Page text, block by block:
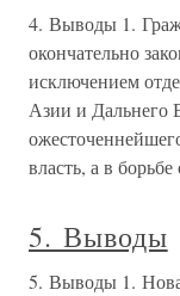
4. Выводы 1.
окончательно
исключением
Азии и Дальнего
власть, а в
5. Выводы
5. Выводы 1.